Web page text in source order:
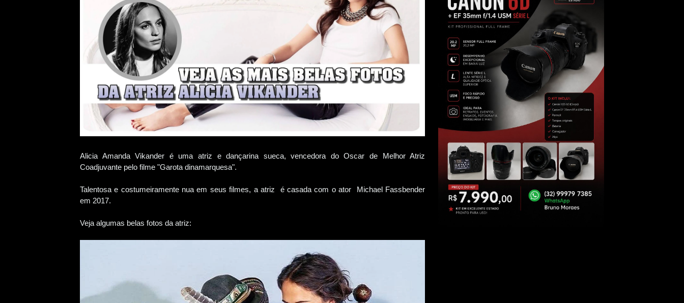
Alicia Amanda Vikander é uma atriz e dançarina sueca, vencedora do Oscar de Melhor Atriz
Coadjuvante pelo filme "Garota dinamarquesa".
Talentosa e costumeiramente nua em seus filmes, a atriz é casada com o ator Michael Fassbender
em 2017.
Veja algumas belas fotos da atriz: